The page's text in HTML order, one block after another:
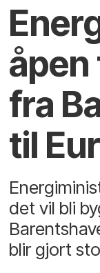
fra
til
det vil bli
blir gjort